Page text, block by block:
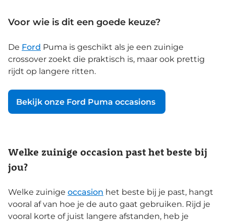
Voor wie is dit een goede keuze?
De Ford Puma is geschikt als je een zuinige
crossover zoekt die praktisch is, maar ook prettig
rijdt op langere ritten.
Bekijk onze Ford Puma occasions
Welke zuinige occasion past het beste bij
jou?
Welke zuinige occasion het beste bij je past, hangt
vooral af van hoe je de auto gaat gebruiken. Rijd je
vooral korte of juist langere afstanden, heb je